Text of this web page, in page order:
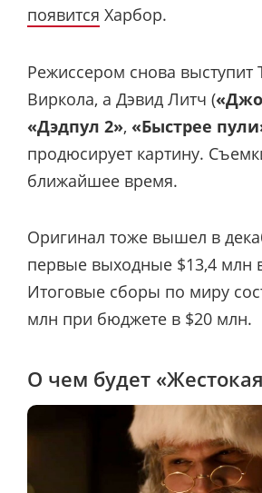
появится Харбор.
Режиссером снова выступит
Виркола, а Дэвид Литч (
«Дэдпул 2», «Быстрее
продюсирует картину.
ближайшее время.
Оригинал тоже вышел в
первые выходные $13,4 млн
Итоговые сборы по миру
млн при бюджете в $20 млн.
О чем будет